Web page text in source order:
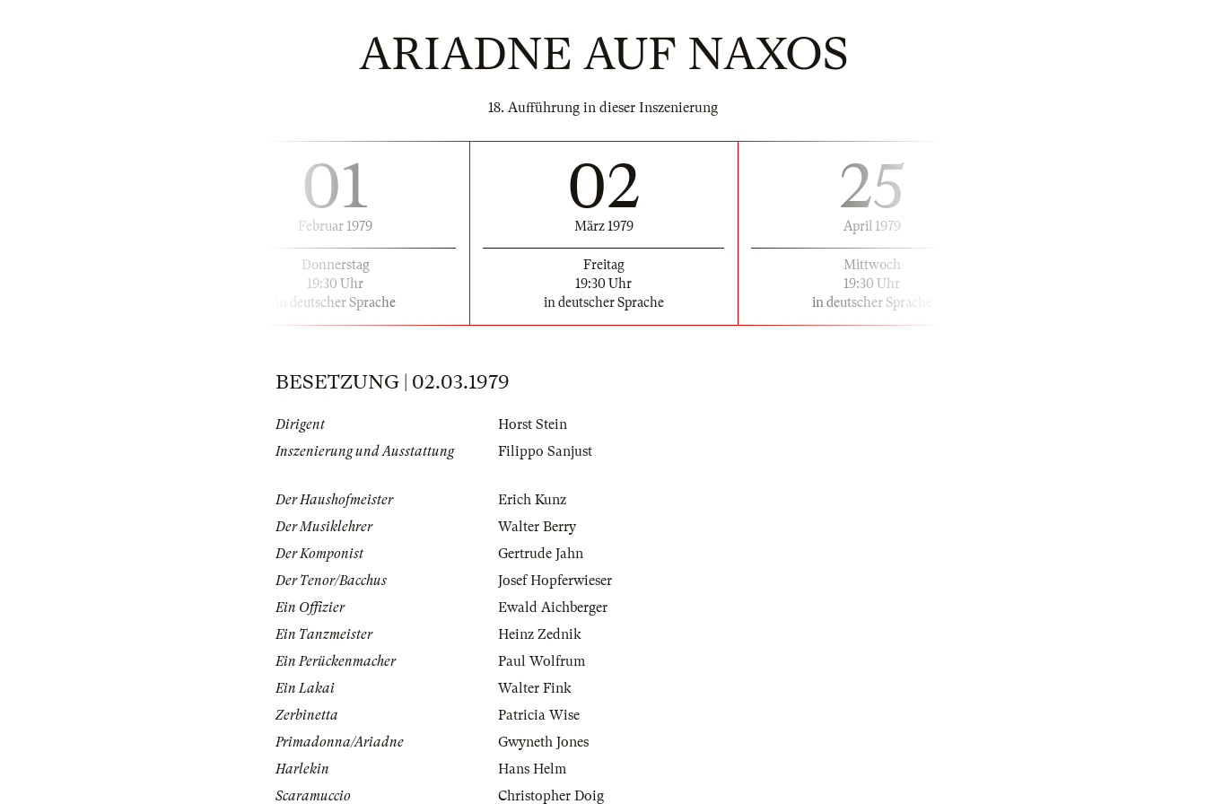
ARIADNE AUF NAXOS
18. Aufführung in dieser Inszenierung
01
Februar 1979
Donnerstag
19:30 Uhr
in deutscher Sprache
02
März 1979
Freitag
19:30 Uhr
in deutscher Sprache
25
April 1979
Mittwoch
19:30 Uhr
in deutscher Sprache
BESETZUNG | 02.03.1979
Dirigent
Horst Stein
Inszenierung und Ausstattung
Filippo Sanjust
Der Haushofmeister
Erich Kunz
Der Musiklehrer
Walter Berry
Der Komponist
Gertrude Jahn
Der Tenor/Bacchus
Josef Hopferwieser
Ein Offizier
Ewald Aichberger
Ein Tanzmeister
Heinz Zednik
Ein Perückenmacher
Paul Wolfrum
Ein Lakai
Walter Fink
Zerbinetta
Patricia Wise
Primadonna/Ariadne
Gwyneth Jones
Harlekin
Hans Helm
Scaramuccio
Christopher Doig